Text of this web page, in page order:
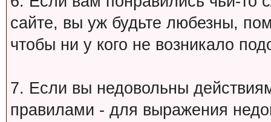
сайте, вы уж будьте любезны,
чтобы ни у кого не возникало
7. Если вы недовольны
правилами - для выражения